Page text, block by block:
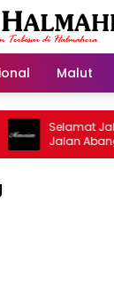
Malut
Selamat Jalan
Jalan Abangku